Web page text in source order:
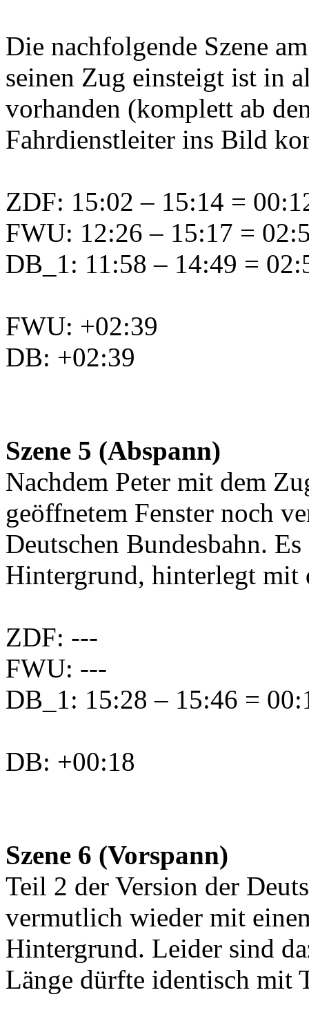
Die nachfolgende Szene
seinen Zug einsteigt ist in
vorhanden (komplett ab
Fahrdienstleiter ins Bild
ZDF: 15:02 – 15:14 =
FWU: 12:26 – 15:17 =
DB_1: 11:58 – 14:49 =
FWU: +02:39
DB: +02:39
Szene 5 (Abspann)
Nachdem Peter mit dem
geöffnetem Fenster noch
Deutschen Bundesbahn.
Hintergrund, hinterlegt mit
ZDF: ---
FWU: ---
DB_1: 15:28 – 15:46 =
DB: +00:18
Szene 6 (Vorspann)
Teil 2 der Version der
vermutlich wieder mit
Hintergrund. Leider sind
Länge dürfte identisch mit